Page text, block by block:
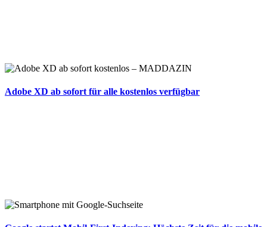
Adobe XD ab sofort für alle kostenlos verfügbar